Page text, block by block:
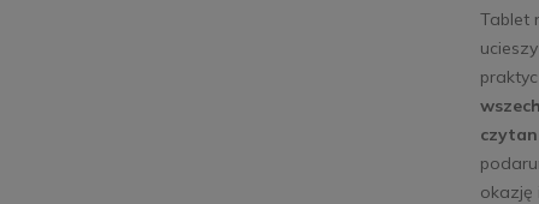
Tablet
okazję